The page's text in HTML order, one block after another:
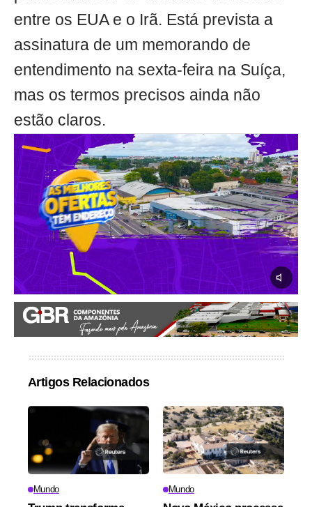
entre os EUA e o Irã. Está prevista a
assinatura de um memorando de
entendimento na sexta-feira na Suíça,
mas os termos precisos ainda não
estão claros.
Artigos Relacionados
Mundo Mundo